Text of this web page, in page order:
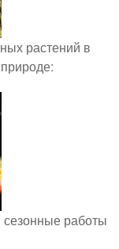
растений в
сезонные работы